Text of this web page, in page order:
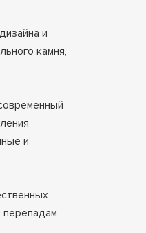
и
камня,
и
перепадам